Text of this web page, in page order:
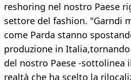
reshoring nel nostro Paese
settore del fashion. "Garndi
come Parda stanno
produzione in
del nostro Paese -sottolinea
realtà che ha scelto la